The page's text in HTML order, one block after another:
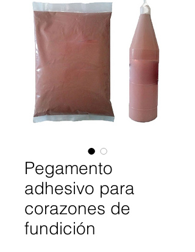
Pegamento
adhesivo para
corazones de
fundición